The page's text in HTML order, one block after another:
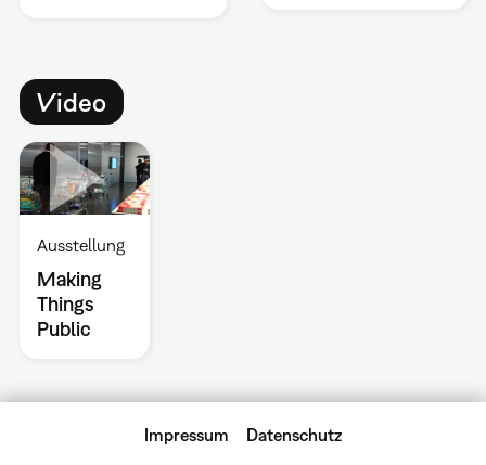
Video
Ausstellung
Making
Things
Public
Impressum Datenschutz